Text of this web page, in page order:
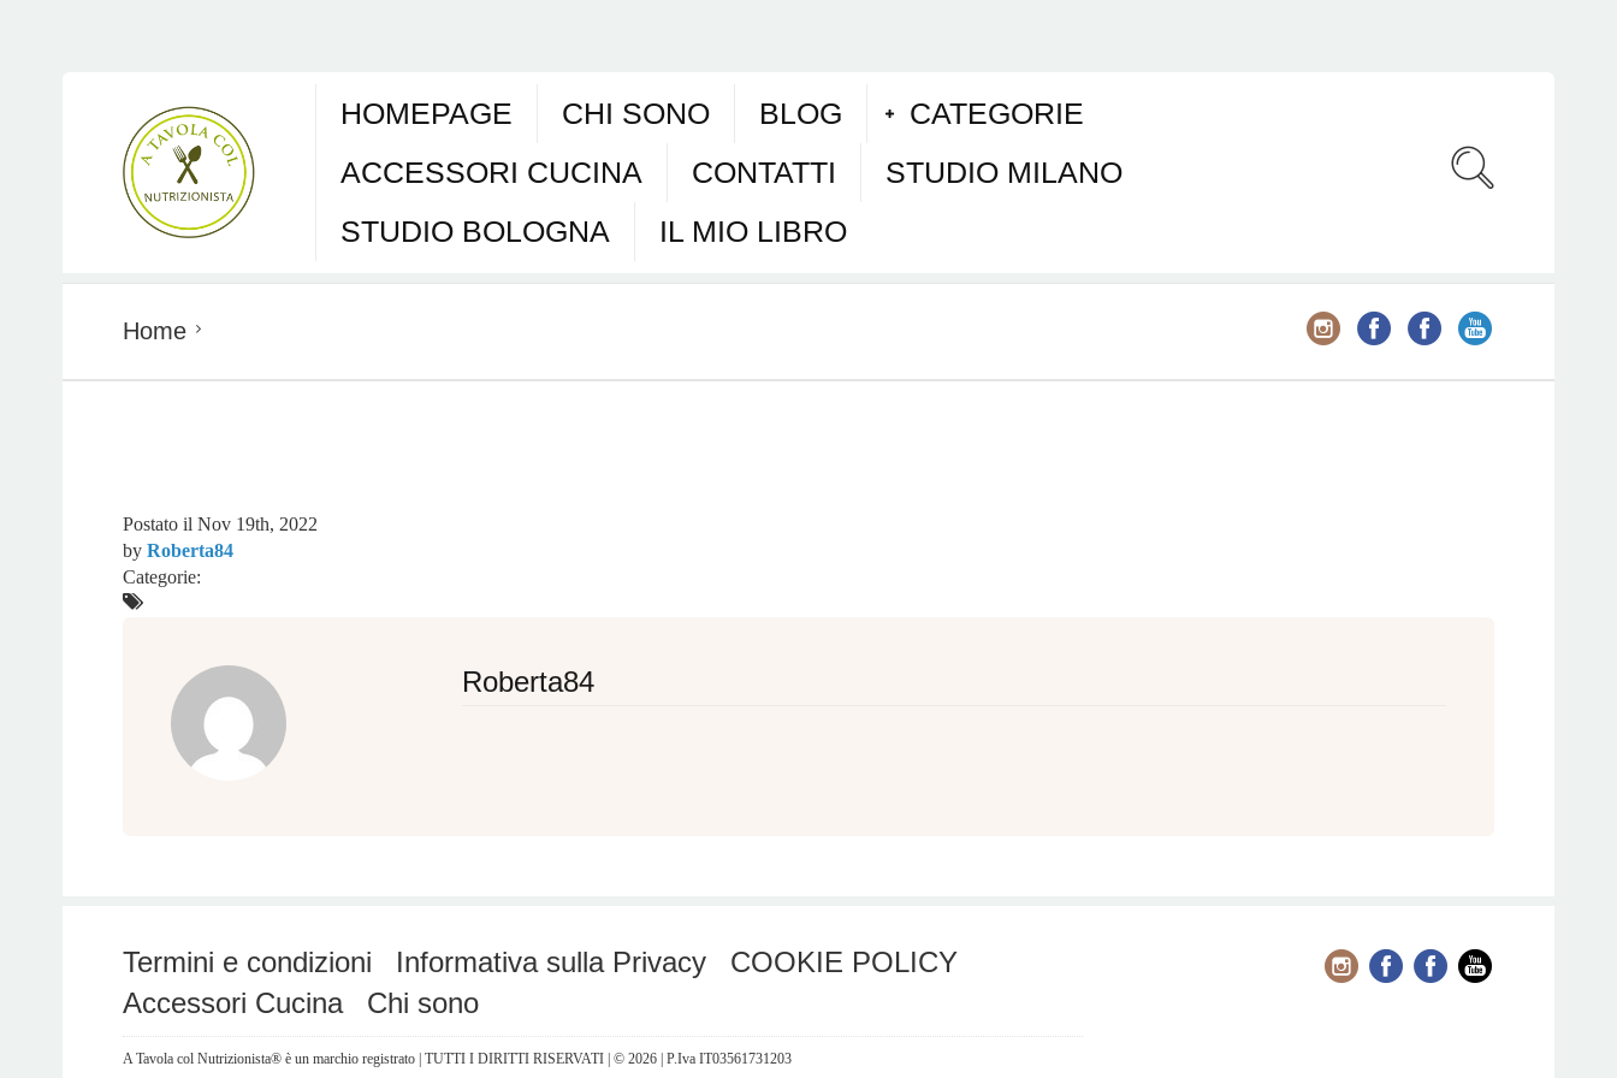
HOMEPAGE CHI SONO BLOG
CATEGORIE
ACCESSORI CUCINA
CONTATTI
STUDIO MILANO
STUDIO BOLOGNA
IL MIO LIBRO
Home
Postato il Nov 19th, 2022
by Roberta84
Categorie:
Roberta84
Termini e condizioni Informativa sulla Privacy
COOKIE POLICY
Accessori Cucina
Chi sono
A Tavola col Nutrizionista® è un marchio registrato | TUTTI I DIRITTI RISERVATI | © 2026 | P.Iva IT03561731203